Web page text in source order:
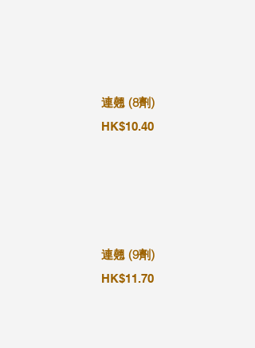
連翹 (8劑)
HK$10.40
連翹 (9劑)
HK$11.70